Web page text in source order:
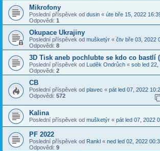
Mikrofony
Poslední příspěvek od dusin « úte bře 15, 2022
Odpovědi: 1
Okupace Ukrajiny
Poslední příspěvek od mušketýr « čtv bře 03, 2022
Odpovědi: 8
3D Tisk aneb pochlubte se kdo co bastlí
Poslední příspěvek od Luděk Ondrůch « sob led 22,
Odpovědi: 2
CB
Poslední příspěvek od plavec « pát led 07, 2022
Odpovědi: 572
Kalina
Poslední příspěvek od mušketýr « pát led 07, 2022
PF 2022
Poslední příspěvek od Rankl « ned led 02, 2022
Odpovědi: 9